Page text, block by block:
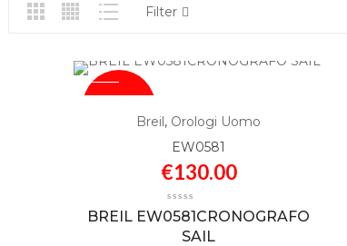
Filter
BREIL EW0581CRONOGRAFO
SAIL
Breil, Orologi Uomo
EW0581
€130.00